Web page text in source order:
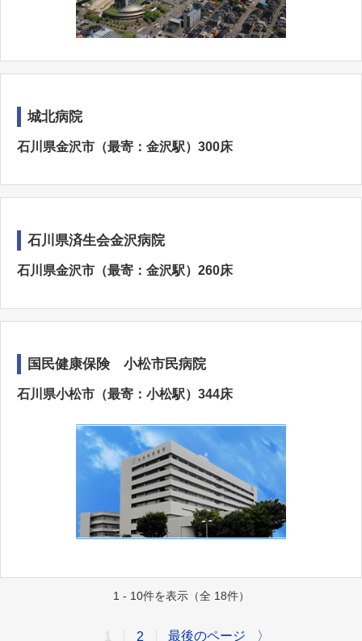
城北病院
石川県金沢市（最寄：金沢駅）300床
石川県済生会金沢病院
石川県金沢市（最寄：金沢駅）260床
国民健康保険 小松市民病院
石川県小松市（最寄：小松駅）344床
1 - 10件を表示（全 18件）
2 最後のページ 〉